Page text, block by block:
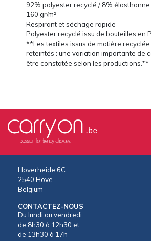
92% polyester recyclé / 8% élasthanne
160 gr/m²
Respirant et séchage rapide
Polyester recyclé issu de bouteilles en
**Les textiles issus de matière
reteintés : une variation importante de
être constatée selon les productions.**
Hoverheide 6C
2540 Hove
Belgium
CONTACTEZ-NOUS
Du lundi au vendredi
de 8h30 à 12h30 et
de 13h30 à 17h